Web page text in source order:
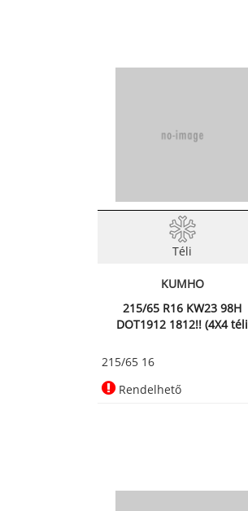
Téli
KUMHO
215/65 R16 KW23 98H
DOT1912 1812!! (4X4 téli
215/65 16
Rendelhető